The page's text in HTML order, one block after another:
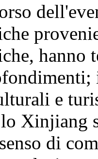
hanno
e
Xinjiang
di